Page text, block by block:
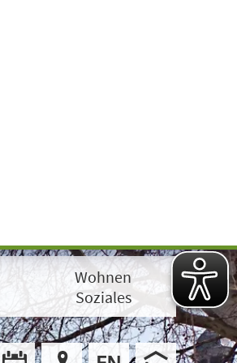
Wohnen
Soziales